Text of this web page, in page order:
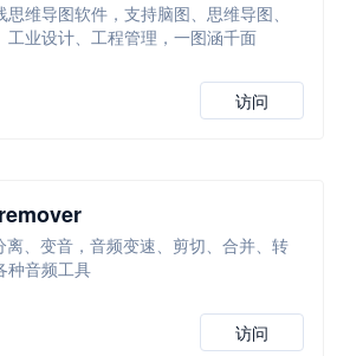
思维导图软件，支持脑图、思维导图、
工业设计、工程管理，一图涵千面
访问
离、变音，音频变速、剪切、合并、转
种音频工具
访问